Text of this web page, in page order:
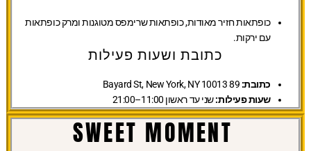
כופתאות חזיר מאודות, כופתאות שרימפס מטוגנות ומרק כופתאות
עם ירקות.
כתובת ושעות פעילות
כתובת:
שעות פעילות:שני עד ראשון 11:00–21:00
SWEET MOMENT